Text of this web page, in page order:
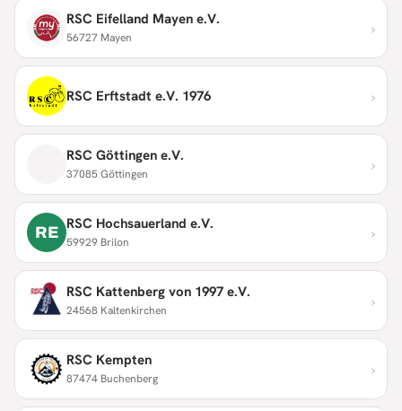
RSC Eifelland Mayen e.V.
56727 Mayen ›
RSC Erftstadt e.V. 1976 ›
RSC Göttingen e.V.
37085 Göttingen ›
RE RSC Hochsauerland e.V.
59929 Brilon ›
RSC Kattenberg von 1997 e.V.
24568 Kaltenkirchen ›
RSC Kempten
87474 Buchenberg ›